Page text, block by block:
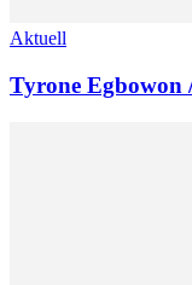
Aktuell
Tyrone Egbowon